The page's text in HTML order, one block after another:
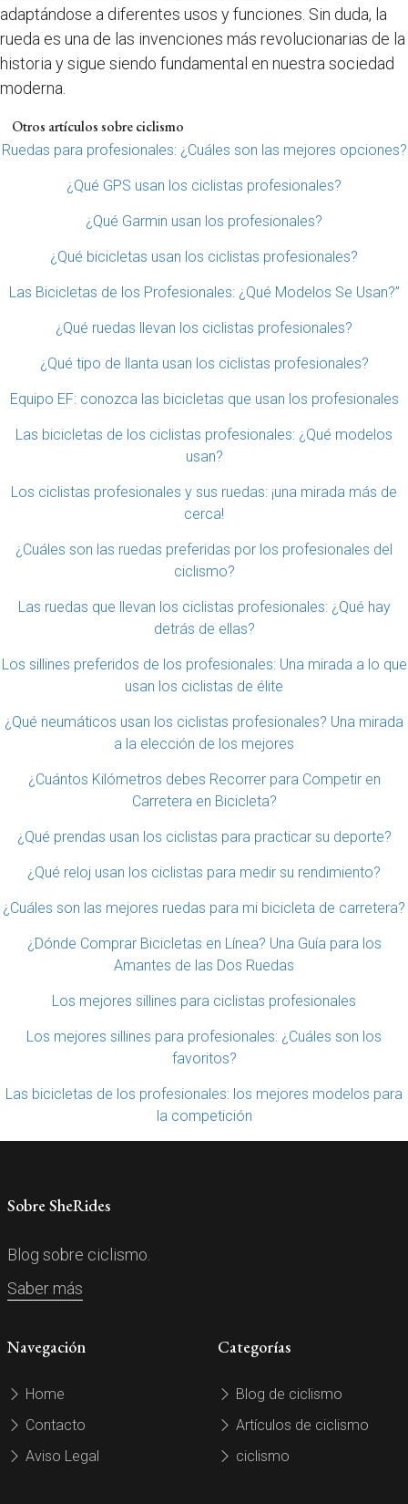
adaptándose a diferentes usos y funciones. Sin duda, la
rueda es una de las invenciones más revolucionarias de la
historia y sigue siendo fundamental en nuestra sociedad
moderna.
Otros artículos sobre ciclismo
Ruedas para profesionales: ¿Cuáles son las mejores opciones?
¿Qué GPS usan los ciclistas profesionales?
¿Qué Garmin usan los profesionales?
¿Qué bicicletas usan los ciclistas profesionales?
Las Bicicletas de los Profesionales: ¿Qué Modelos Se Usan?”
¿Qué ruedas llevan los ciclistas profesionales?
¿Qué tipo de llanta usan los ciclistas profesionales?
Equipo EF: conozca las bicicletas que usan los profesionales
Las bicicletas de los ciclistas profesionales: ¿Qué modelos
usan?
Los ciclistas profesionales y sus ruedas: ¡una mirada más de
cerca!
¿Cuáles son las ruedas preferidas por los profesionales del
ciclismo?
Las ruedas que llevan los ciclistas profesionales: ¿Qué hay
detrás de ellas?
Los sillines preferidos de los profesionales: Una mirada a lo que
usan los ciclistas de élite
¿Qué neumáticos usan los ciclistas profesionales? Una mirada
a la elección de los mejores
¿Cuántos Kilómetros debes Recorrer para Competir en
Carretera en Bicicleta?
¿Qué prendas usan los ciclistas para practicar su deporte?
¿Qué reloj usan los ciclistas para medir su rendimiento?
¿Cuáles son las mejores ruedas para mi bicicleta de carretera?
¿Dónde Comprar Bicicletas en Línea? Una Guía para los
Amantes de las Dos Ruedas
Los mejores sillines para ciclistas profesionales
Los mejores sillines para profesionales: ¿Cuáles son los
favoritos?
Las bicicletas de los profesionales: los mejores modelos para
la competición
Sobre SheRides
Blog sobre ciclismo.
Saber más
Navegación
Home
Contacto
Aviso Legal
Categorías
Blog de ciclismo
Artículos de ciclismo
ciclismo